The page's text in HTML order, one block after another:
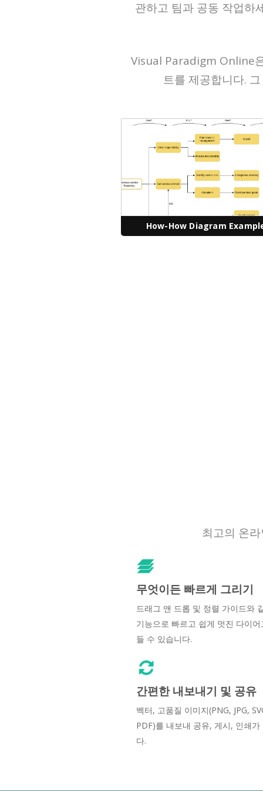
관하고 팀과 공동 작업하
Visual Paradigm Online
트를 제공합니다.
How-How Diagram
최고의 온
무엇이든 빠르게 그리기
드래그 앤 드롭 및 정렬 가이드와
기능으로 빠르고 쉽게 멋진 다이
들 수 있습니다.
간편한 내보내기 및 공유
벡터, 고품질 이미지(PNG, JPG,
PDF)를 내보내 공유, 게시, 인쇄가
다.